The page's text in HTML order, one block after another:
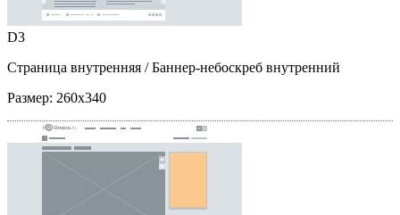
D3
Страница внутренняя / Баннер-небоскреб внутренний
Размер: 260x340